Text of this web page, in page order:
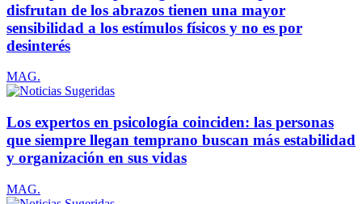
disfrutan de los abrazos tienen una mayor
sensibilidad a los estímulos físicos y no es por
desinterés
MAG.
Los expertos en psicología coinciden: las personas
que siempre llegan temprano buscan más estabilidad
y organización en sus vidas
MAG.